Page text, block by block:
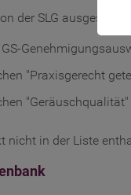
der SLG
"Praxisgerecht
nicht in der Liste